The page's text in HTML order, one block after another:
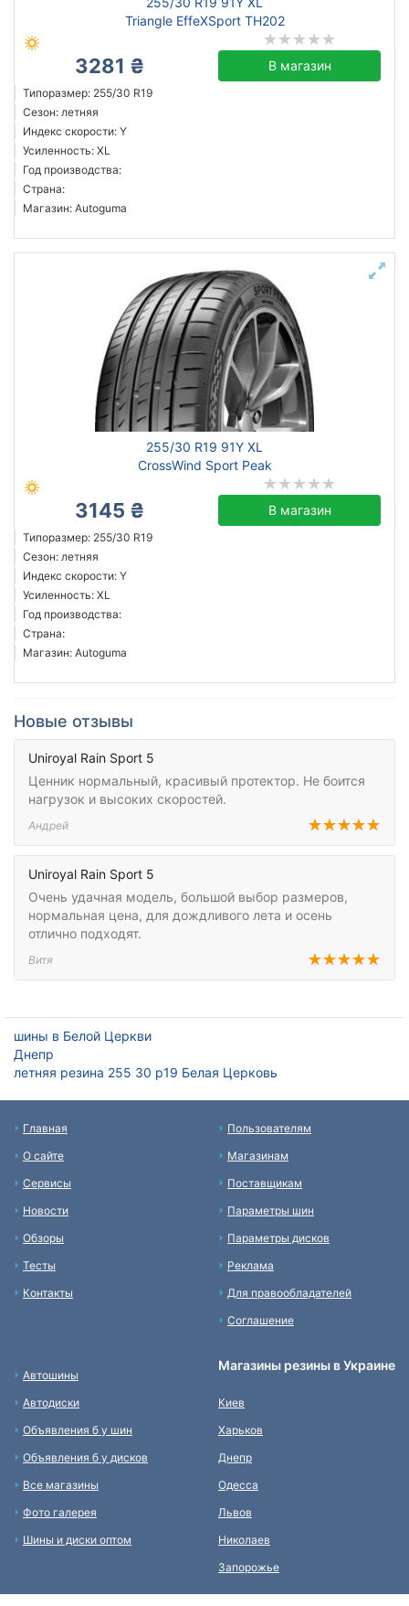
Triangle EffeXSport TH202
3281 ₴ В магазин
Типоразмер: 255/30 R19
Сезон: летняя
Индекс скорости: Y
Усиленность: XL
Год производства:
Страна:
Магазин: Autoguma
255/30 R19 91Y XL
CrossWind Sport Peak
3145 ₴ В магазин
Типоразмер: 255/30 R19
Сезон: летняя
Индекс скорости: Y
Усиленность: XL
Год производства:
Страна:
Магазин: Autoguma
Новые отзывы
Uniroyal Rain Sport 5
Ценник нормальный, красивый протектор. Не боится
нагрузок и высоких скоростей.
Андрей
Uniroyal Rain Sport 5
Очень удачная модель, большой выбор размеров,
нормальная цена, для дождливого лета и осень
отлично подходят.
Витя
шины в Белой Церкви
Днепр
летняя резина 255 30 р19 Белая Церковь
Главная
О сайте
Сервисы
Новости
Обзоры
Тесты
Контакты
Пользователям
Магазинам
Поставщикам
Параметры шин
Параметры дисков
Реклама
Для правообладателей
Соглашение
Автошины
Автодиски
Объявления б у шин
Объявления б у дисков
Все магазины
Фото галерея
Шины и диски оптом
Магазины резины в Украине
Киев
Харьков
Днепр
Одесса
Львов
Николаев
Запорожье